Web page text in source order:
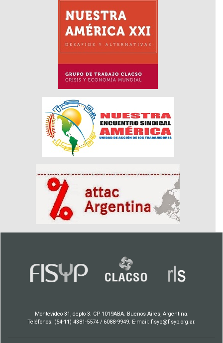
Montevideo 31, depto 3. CP 1019ABA. Buenos Aires, Argentina.
Teléfonos: (54-11) 4381-5574 / 6088-9949. E-mail: fisyp@fisyp.org.ar.